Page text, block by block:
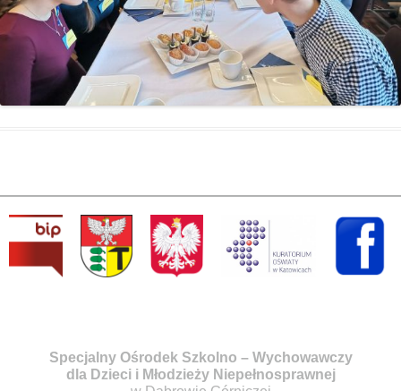
Specjalny Ośrodek Szkolno – Wychowawczy
dla Dzieci i Młodzieży Niepełnosprawnej